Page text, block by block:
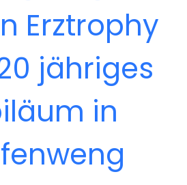
Erztrophy
jähriges
in